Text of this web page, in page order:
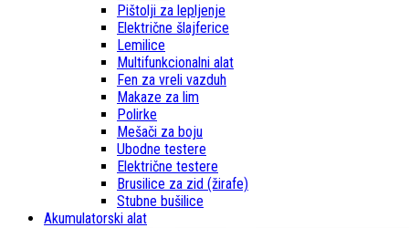
Pištolji za lepljenje
Električne šlajferice
Lemilice
Multifunkcionalni alat
Fen za vreli vazduh
Makaze za lim
Polirke
Mešači za boju
Ubodne testere
Električne testere
Brusilice za zid (žirafe)
Stubne bušilice
Akumulatorski alat